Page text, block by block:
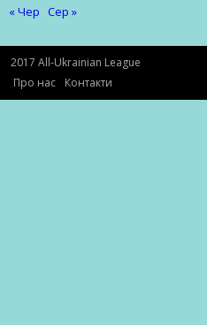
« Чер Сер »
2017 All-Ukrainian League
Про нас
Контакти